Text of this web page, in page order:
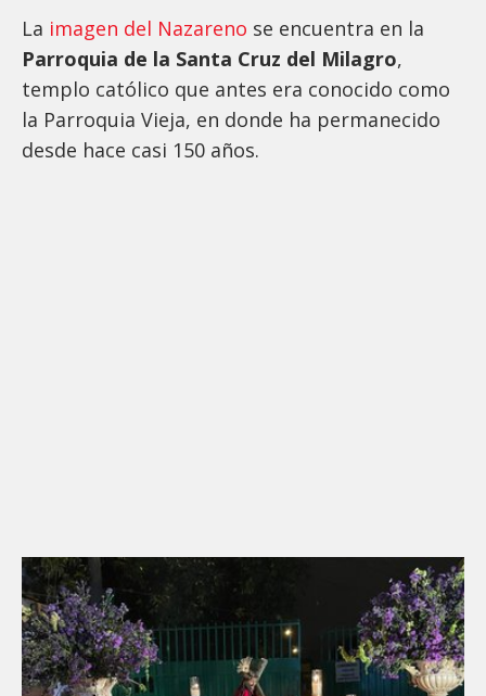
La imagen del Nazareno se encuentra en la
Parroquia de la Santa Cruz del Milagro,
templo católico que antes era conocido como
la Parroquia Vieja, en donde ha permanecido
desde hace casi 150 años.